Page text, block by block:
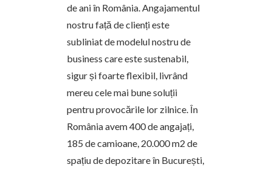
de ani în România. Angajamentul
nostru față de clienți este
subliniat de modelul nostru de
business care este sustenabil,
sigur și foarte flexibil, livrând
mereu cele mai bune soluții
pentru provocările lor zilnice. În
România avem 400 de angajați,
185 de camioane, 20.000 m2 de
spațiu de depozitare în București,